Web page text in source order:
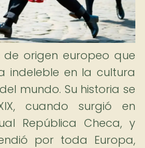
origen europeo que
indeleble en la cultura
mundo. Su historia se
cuando surgió en
República Checa, y
por toda Europa,